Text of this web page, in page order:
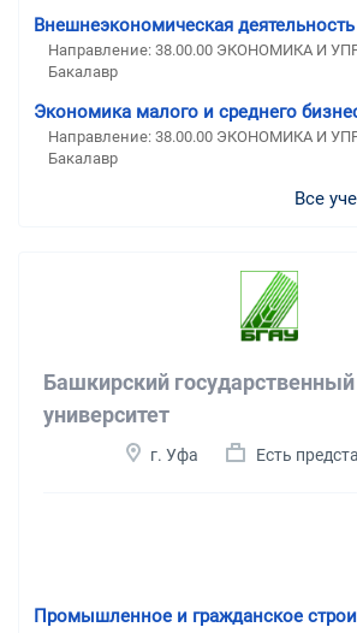
Внешнеэкономическая
Направление: 38.00.00 ЭКОНОМИКА И
Бакалавр
Экономика малого и среднего
Направление: 38.00.00 ЭКОНОМИКА И
Бакалавр
Все
Башкирский
университет
г. Уфа Есть
Промышленное и гражданское